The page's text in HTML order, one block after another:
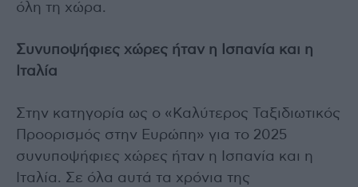
όλη τη χώρα.
Συνυποψήφιες χώρες ήταν η Ισπανία και η
Ιταλία
Στην κατηγορία ως ο «Καλύτερος Ταξιδιωτικός
Προορισμός στην Ευρώπη» για το 2025
συνυποψήφιες χώρες ήταν η Ισπανία και η
Ιταλία. Σε όλα αυτά τα χρόνια της